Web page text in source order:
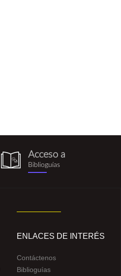
biblioguia.png
Acceso a
Biblioguías
ENLACES DE INTERÉS
Contáctenos
Biblioguías